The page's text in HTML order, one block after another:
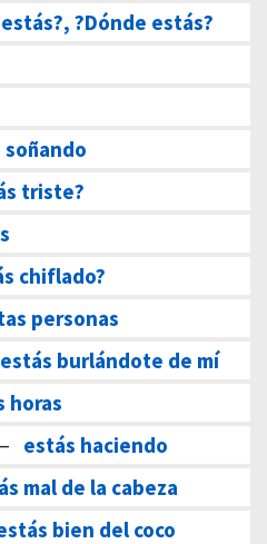
?Dónde estás?
triste?
chiflado?
personas
estás burlándote de mí
horas
– estás haciendo
mal de la cabeza
bien del coco